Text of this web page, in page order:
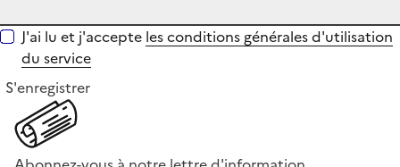
J'ai lu et j'accepte les conditions générales d'utilisation
du service
S'enregistrer